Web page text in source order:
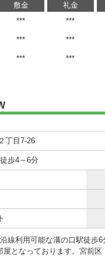
敷金 礼金
*** ***
*** ***
*** ***
２丁目7-26
歩4～6分
線利用可能な溝の口駅徒歩
となっております。宮前